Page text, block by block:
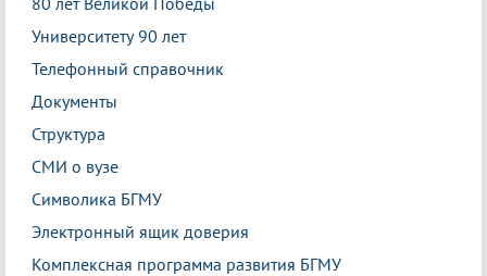
Университету 90 лет
Телефонный справочник
Документы
Структура
СМИ о вузе
Символика БГМУ
Электронный ящик доверия
Комплексная программа развития БГМУ